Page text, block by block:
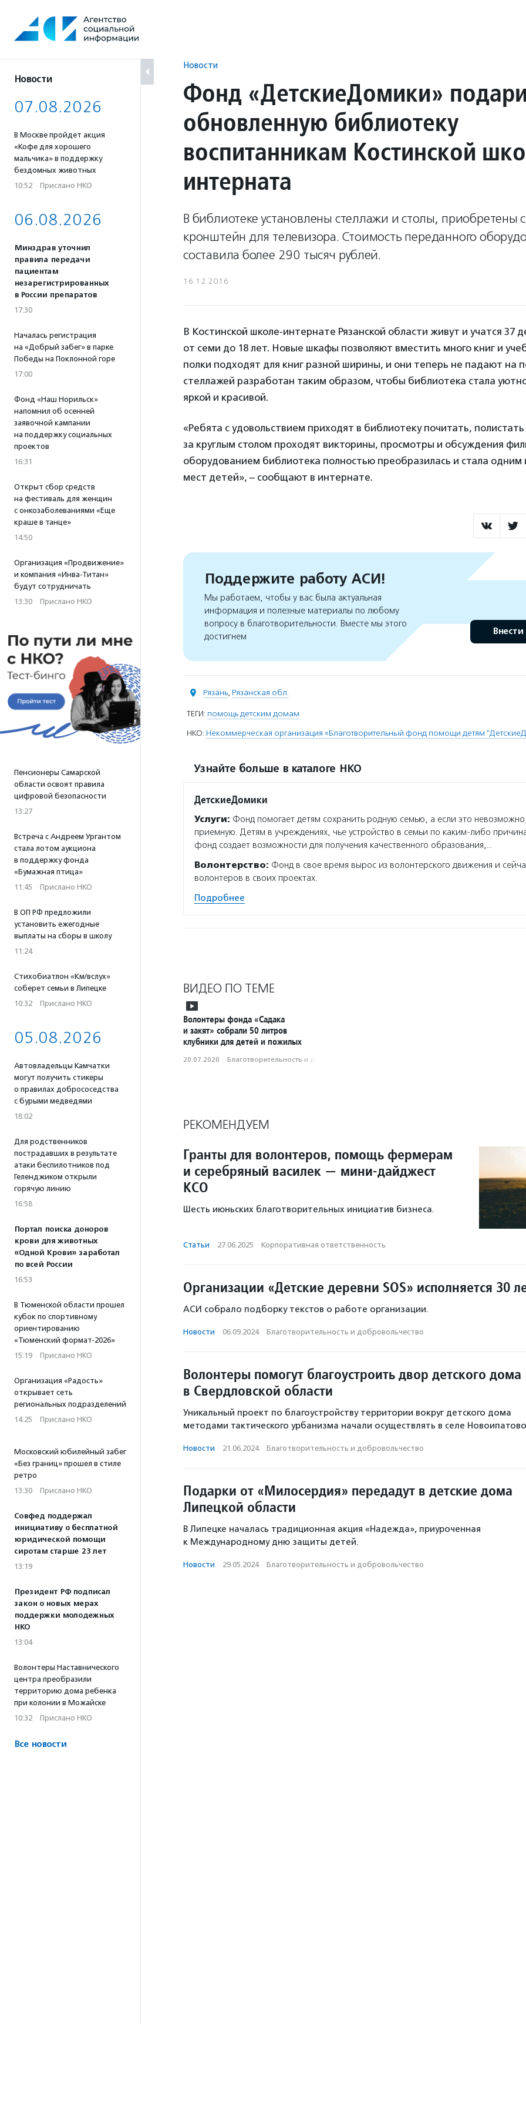
содержанию
Новости
07.08.2026
В Москве пройдет акция
«Кофе для хорошего
мальчика» в поддержку
бездомных животных
10:52 · Прислано НКО
06.08.2026
Минздрав уточнил
правила передачи
пациентам
незарегистрированных
в России препаратов
17:30
Началась регистрация
на «Добрый забег» в парке
Победы на Поклонной горе
17:00
Фонд «Наш Норильск»
напомнил об осенней
заявочной кампании
на поддержку социальных
проектов
16:31
Открыт сбор средств
на фестиваль для женщин
с онкозаболеваниями «Еще
краше в танце»
14:50
Организация «Продвижение»
и компания «Инва-Титан»
будут сотрудничать
13:30 · Прислано НКО
Пенсионеры Самарской
области освоят правила
цифровой безопасности
13:27
Встреча с Андреем Ургантом
стала лотом аукциона
в поддержку фонда
«Бумажная птица»
11:45 · Прислано НКО
В ОП РФ предложили
установить ежегодные
выплаты на сборы в школу
11:24
Стихобиатлон «Км/вслух»
соберет семьи в Липецке
10:32 · Прислано НКО
05.08.2026
Автовладельцы Камчатки
могут получить стикеры
о правилах добрососедства
с бурыми медведями
18:02
Для родственников
пострадавших в результате
атаки беспилотников под
Геленджиком открыли
горячую линию
16:58
Портал поиска доноров
крови для животных
«Одной Крови» заработал
по всей России
16:53
В Тюменской области прошел
кубок по спортивному
ориентированию
«Тюменский формат-2026»
15:19 · Прислано НКО
Организация «Радость»
открывает сеть
региональных подразделений
14:25 · Прислано НКО
Московский юбилейный забег
«Без границ» прошел в стиле
ретро
13:30 · Прислано НКО
Совфед поддержал
инициативу о бесплатной
юридической помощи
сиротам старше 23 лет
13:19
Президент РФ подписал
закон о новых мерах
поддержки молодежных
НКО
13:04
Волонтеры Наставнического
центра преобразили
территорию дома ребенка
при колонии в Можайске
10:32 · Прислано НКО
Все новости
Новости
Фонд «ДетскиеДомики»
обновленную библиотеку
воспитанникам Костинской
интерната
В библиотеке установлены стеллажи и столы, приобретены
кронштейн для телевизора. Стоимость переданного
составила более 290 тысяч рублей.
16.12.2016
В Костинской школе-интернате Рязанской области живут и учатся 37
от семи до 18 лет. Новые шкафы позволяют вместить много книг и
полки подходят для книг разной ширины, и они теперь не падают на
стеллажей разработан таким образом, чтобы библиотека стала
яркой и красивой.
«Ребята с удовольствием приходят в библиотеку почитать,
за круглым столом проходят викторины, просмотры и обсуждения
оборудованием библиотека полностью преобразилась и стала
мест детей», – сообщают в интернате.
Поддержите работу АСИ!
Мы работаем, чтобы у вас была актуальная
информация и полезные материалы по любому
вопросу в благотворительности. Вместе мы этого
достигнем
Внести
Рязань, Рязанская обл.
ТЕГИ: помощь детским домам
НКО: Некоммерческая организация «Благотворительный фонд помощи детям
Узнайте больше в каталоге НКО
ДетскиеДомики
Услуги: Фонд помогает детям сохранить родную семью, а если это
приемную. Детям в учреждениях, чье устройство в семьи по каким-либо
фонд создает возможности для получения качественного образования,…
Волонтерство: Фонд в свое время вырос из волонтерского движения и
волонтеров в своих проектах.
Подробнее
ВИДЕО ПО ТЕМЕ
Волонтеры фонда «Садака
и закят» собрали 50 литров
клубники для детей и пожилых
20.07.2020 · Благотвори­тель­ность и доброволь­чест­во
РЕКОМЕНДУЕМ
Гранты для волонтеров, помощь фермерам
и серебряный василек — мини-дайджест
КСО
Шесть июньских благотворительных инициатив бизнеса.
Статьи · 27.06.2025 · Корпоративная ответственность
Организации «Детские деревни SOS» исполняется 30
АСИ собрало подборку текстов о работе организации.
Новости · 06.09.2024 · Благотвори­тель­ность и доброволь­чест­во
Волонтеры помогут благоустроить двор детского дома
в Свердловской области
Уникальный проект по благоустройству территории вокруг детского дома
методами тактического урбанизма начали осуществлять в селе
Новости · 21.06.2024 · Благотвори­тель­ность и доброволь­чест­во
Подарки от «Милосердия» передадут в детские дома
Липецкой области
В Липецке началась традиционная акция «Надежда», приуроченная
к Международному дню защиты детей.
Новости · 29.05.2024 · Благотвори­тель­ность и доброволь­чест­во